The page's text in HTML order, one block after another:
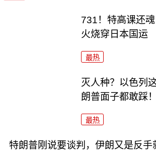
731！特高课还
火烧穿日本国运
最热
灭人种？以色列
朗普面子都敢踩！
最热
特朗普刚说要谈判，伊朗又是反手